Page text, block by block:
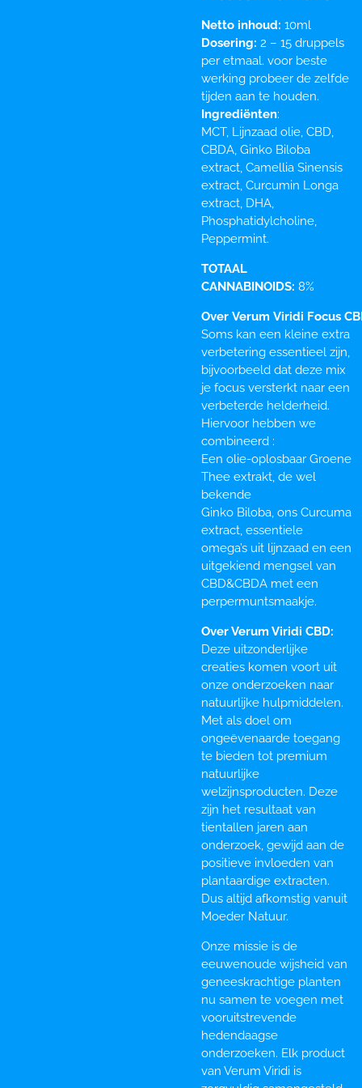
Netto inhoud: 10ml
Dosering: 2 – 15 druppels
per etmaal. voor beste
werking probeer de zelfde
tijden aan te houden.
Ingrediënten:
MCT, Lijnzaad olie, CBD,
CBDA, Ginko Biloba
extract, Camellia Sinensis
extract, Curcumin Longa
extract, DHA,
Phosphatidylcholine,
Peppermint.
TOTAAL
CANNABINOIDS: 8%
Over Verum Viridi Focus
Soms kan een kleine extra
verbetering essentieel zijn,
bijvoorbeeld dat deze mix
je focus versterkt naar een
verbeterde helderheid.
Hiervoor hebben we
combineerd :
Een olie-oplosbaar Groene
Thee extrakt, de wel
bekende
Ginko Biloba, ons Curcuma
extract, essentiele
omega’s uit lijnzaad en een
uitgekiend mengsel van
CBD&CBDA met een
perpermuntsmaakje.
Over Verum Viridi CBD:
Deze uitzonderlijke
creaties komen voort uit
onze onderzoeken naar
natuurlijke hulpmiddelen.
Met als doel om
ongeëvenaarde toegang
te bieden tot premium
natuurlijke
welzijnsproducten. Deze
zijn het resultaat van
tientallen jaren aan
onderzoek, gewijd aan de
positieve invloeden van
plantaardige extracten.
Dus altijd afkomstig vanuit
Moeder Natuur.
Onze missie is de
eeuwenoude wijsheid van
geneeskrachtige planten
nu samen te voegen met
vooruitstrevende
hedendaagse
onderzoeken. Elk product
van Verum Viridi is